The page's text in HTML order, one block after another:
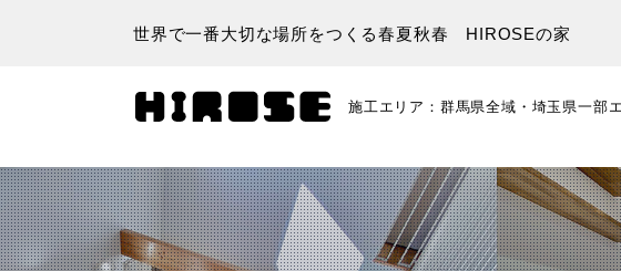
世界で一番大切な場所をつくる春夏秋春 HIROSEの家
施工エリア：群馬県全域・埼玉県一部